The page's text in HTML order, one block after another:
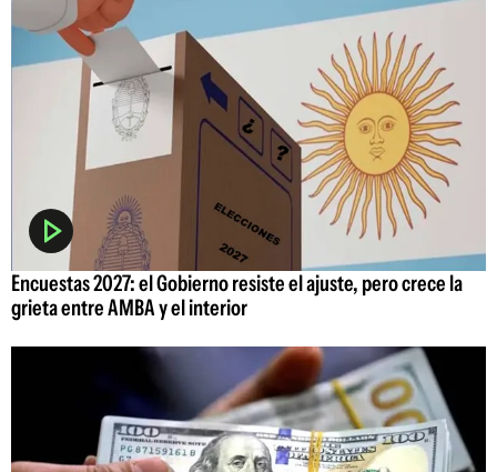
Encuestas 2027: el Gobierno resiste el ajuste, pero crece la
grieta entre AMBA y el interior